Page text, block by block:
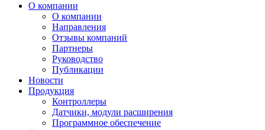
О компании
О компании
Направления
Отзывы компаний
Партнеры
Руководство
Публикации
Новости
Продукция
Контроллеры
Датчики, модули расширения
Программное обеспечение